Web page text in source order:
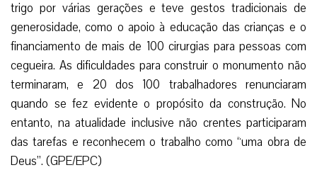
trigo por várias gerações e teve gestos tradicionais de
generosidade, como o apoio à educação das crianças e o
financiamento de mais de 100 cirurgias para pessoas com
cegueira. As dificuldades para construir o monumento não
terminaram, e 20 dos 100 trabalhadores renunciaram
quando se fez evidente o propósito da construção. No
entanto, na atualidade inclusive não crentes participaram
das tarefas e reconhecem o trabalho como “uma obra de
Deus”. (GPE/EPC)